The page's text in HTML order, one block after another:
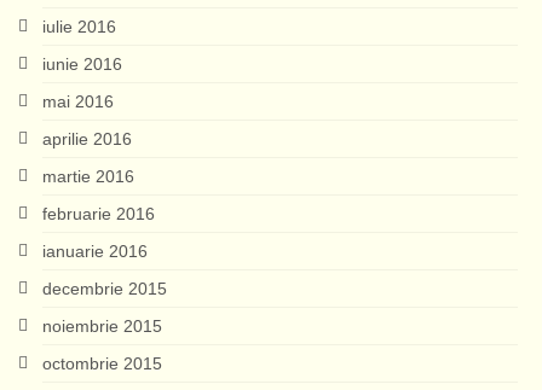
iulie 2016
iunie 2016
mai 2016
aprilie 2016
martie 2016
februarie 2016
ianuarie 2016
decembrie 2015
noiembrie 2015
octombrie 2015